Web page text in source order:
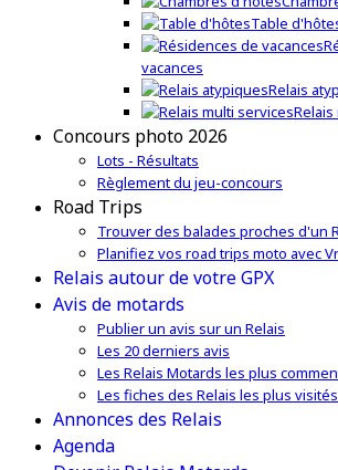
Table
vacances
Relais
Concours photo 2026
Lots - Résultats
Règlement du jeu-concours
Road Trips
Trouver des balades proches d'un
Planifiez vos road trips moto avec
Relais autour de votre GPX
Avis de motards
Publier un avis sur un Relais
Les 20 derniers avis
Les Relais Motards les plus
Les fiches des Relais les plus
Annonces des Relais
Agenda